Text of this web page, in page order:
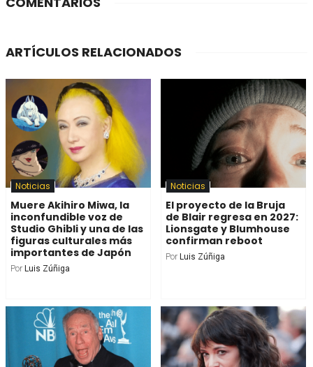
ARTÍCULOS RELACIONADOS
Noticias
Muere Akihiro Miwa, la
inconfundible voz de
Studio Ghibli y una de las
figuras culturales más
importantes de Japón
Por Luis Zúñiga
Noticias
El proyecto de la Bruja
de Blair regresa en 2027:
Lionsgate y Blumhouse
confirman reboot
Por Luis Zúñiga